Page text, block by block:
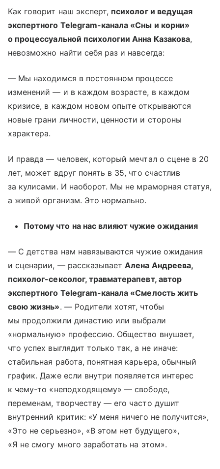
Как говорит наш эксперт, психолог и ведущая
экспертного Telegram-канала «Сны и корни»
о процессуальной психологии Анна Казакова,
невозможно найти себя раз и навсегда:
— Мы находимся в постоянном процессе
изменений — и в каждом возрасте, в каждом
кризисе, в каждом новом опыте открываются
новые грани личности, ценности и стороны
характера.
И правда — человек, который мечтал о сцене в 20
лет, может вдруг понять в 35, что счастлив
за кулисами. И наоборот. Мы не мраморная статуя,
а живой организм. Это нормально.
Потому что на нас влияют чужие ожидания
— С детства нам навязываются чужие ожидания
и сценарии, — рассказываетАлена Андреева,
психолог-сексолог, травматерапевт, автор
экспертного Telegram-канала «Смелость жить
свою жизнь». — Родители хотят, чтобы
мы продолжили династию или выбрали
«нормальную» профессию. Общество внушает,
что успех выглядит только так, а не иначе:
стабильная работа, понятная карьера, обычный
график. Даже если внутри появляется интерес
к чему-то «неподходящему» — свободе,
переменам, творчеству — его часто душит
внутренний критик: «У меня ничего не получится»,
«Это не серьезно», «В этом нет будущего»,
«Я не смогу много заработать на этом».